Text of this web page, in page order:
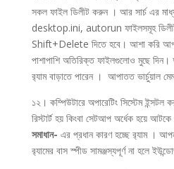
সকল ফাইল ডিলীট করুন । আর সার্চ এর
desktop.ini, autorun ফাইলসমূহ
Shift+Delete দিতে হবে। আশা করি
পাশাপাশি অতিরিক্ত ফাইলগুলোও মুছে
র‌্যাম বাড়াতে পারেন । আপাতত ভার্চুয়াল
১২। কম্পিউটারে অপারেটিং সিস্টেম ইন্সটল
রিস্টার্ট হয় কিংবা সেটআপ অর্ধেক হয়ে
সমাধান- এর প্রধান কারণ হচ্ছে র‌্যাম ।
র‌্যামের বাস স্পীড সামঞ্জস্যপূর্ণ না হলে